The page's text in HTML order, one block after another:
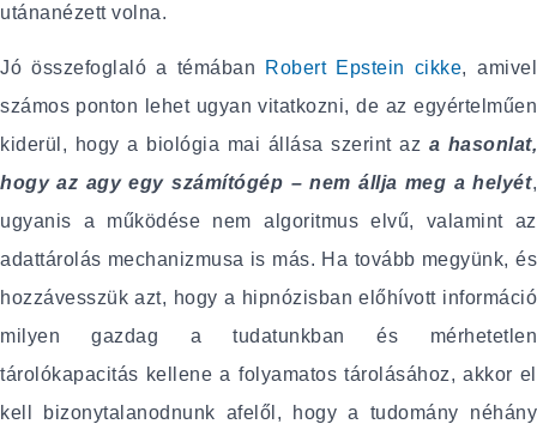
utánanézett volna.
Jó összefoglaló a témában Robert Epstein cikke, amivel
számos ponton lehet ugyan vitatkozni, de az egyértelműen
kiderül, hogy a biológia mai állása szerint az a hasonlat,
hogy az agy egy számítógép – nem állja meg a helyét,
ugyanis a működése nem algoritmus elvű, valamint az
adattárolás mechanizmusa is más. Ha tovább megyünk, és
hozzávesszük azt, hogy a hipnózisban előhívott információ
milyen gazdag a tudatunkban és mérhetetlen
tárolókapacitás kellene a folyamatos tárolásához, akkor el
kell bizonytalanodnunk afelől, hogy a tudomány néhány